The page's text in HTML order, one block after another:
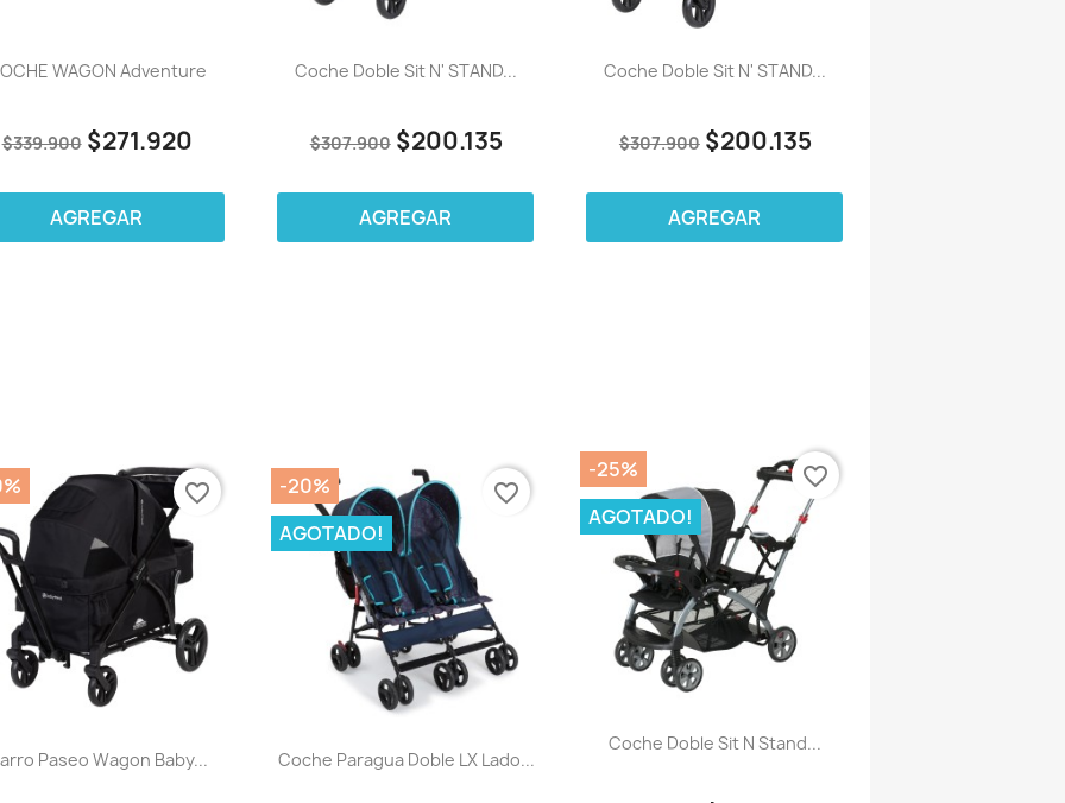
WAGON Adventure
$339.900 $271.920
AGREGAR
Coche Doble Sit N' STAND...
$307.900 $200.135
AGREGAR
Coche Doble Sit N' STAND...
$307.900 $200.135
AGREGAR
Paseo Wagon Baby...
favorite_border
Coche Paragua Doble LX Lado...
-20%
AGOTADO!
favorite_border
Coche Doble Sit N Stand...
-25%
AGOTADO!
favorite_border